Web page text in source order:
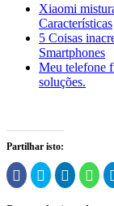
Xiaomi
Características
5 Coisas
Smartphones
Meu telefone
soluções.
Partilhar isto:
Clique
para
partilhar
Carregue
aqui
para
Clique
para
partilhar